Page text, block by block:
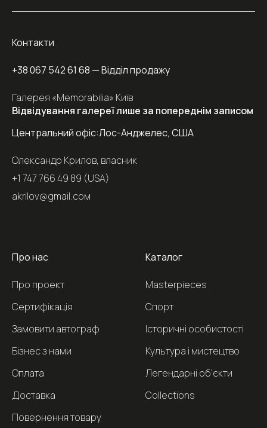
Контакти
+38 067 542 61 68 — Відділ продажу
Галерея «Memorabilia» Київ
Відвідування галереї лише за попереднім записом
Центральний офіс:Лос-Анджелес, США
Олександр Крилов, власник
+1 747 766 49 89 (USA)
akrilov@gmail.coм
Про нас
Про проект
Сертифікація
Замовити автограф
Бізнес з нами
Оплата
Доставка
Повернення товару
Каталог
Masterpieces
Спорт
Історичні особистості
Культура і мистецтво
Легендарні об'єкти
Collections